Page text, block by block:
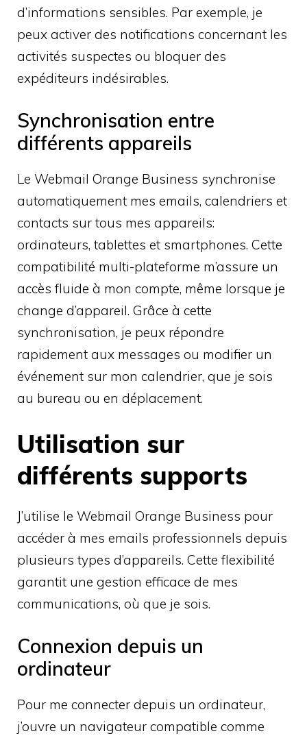
d’informations sensibles. Par exemple, je
peux activer des notifications concernant les
activités suspectes ou bloquer des
expéditeurs indésirables.
Synchronisation entre
différents appareils
Le Webmail Orange Business synchronise
automatiquement mes emails, calendriers et
contacts sur tous mes appareils:
ordinateurs, tablettes et smartphones. Cette
compatibilité multi-plateforme m’assure un
accès fluide à mon compte, même lorsque je
change d’appareil. Grâce à cette
synchronisation, je peux répondre
rapidement aux messages ou modifier un
événement sur mon calendrier, que je sois
au bureau ou en déplacement.
Utilisation sur
différents supports
J’utilise le Webmail Orange Business pour
accéder à mes emails professionnels depuis
plusieurs types d’appareils. Cette flexibilité
garantit une gestion efficace de mes
communications, où que je sois.
Connexion depuis un
ordinateur
Pour me connecter depuis un ordinateur,
j’ouvre un navigateur compatible comme